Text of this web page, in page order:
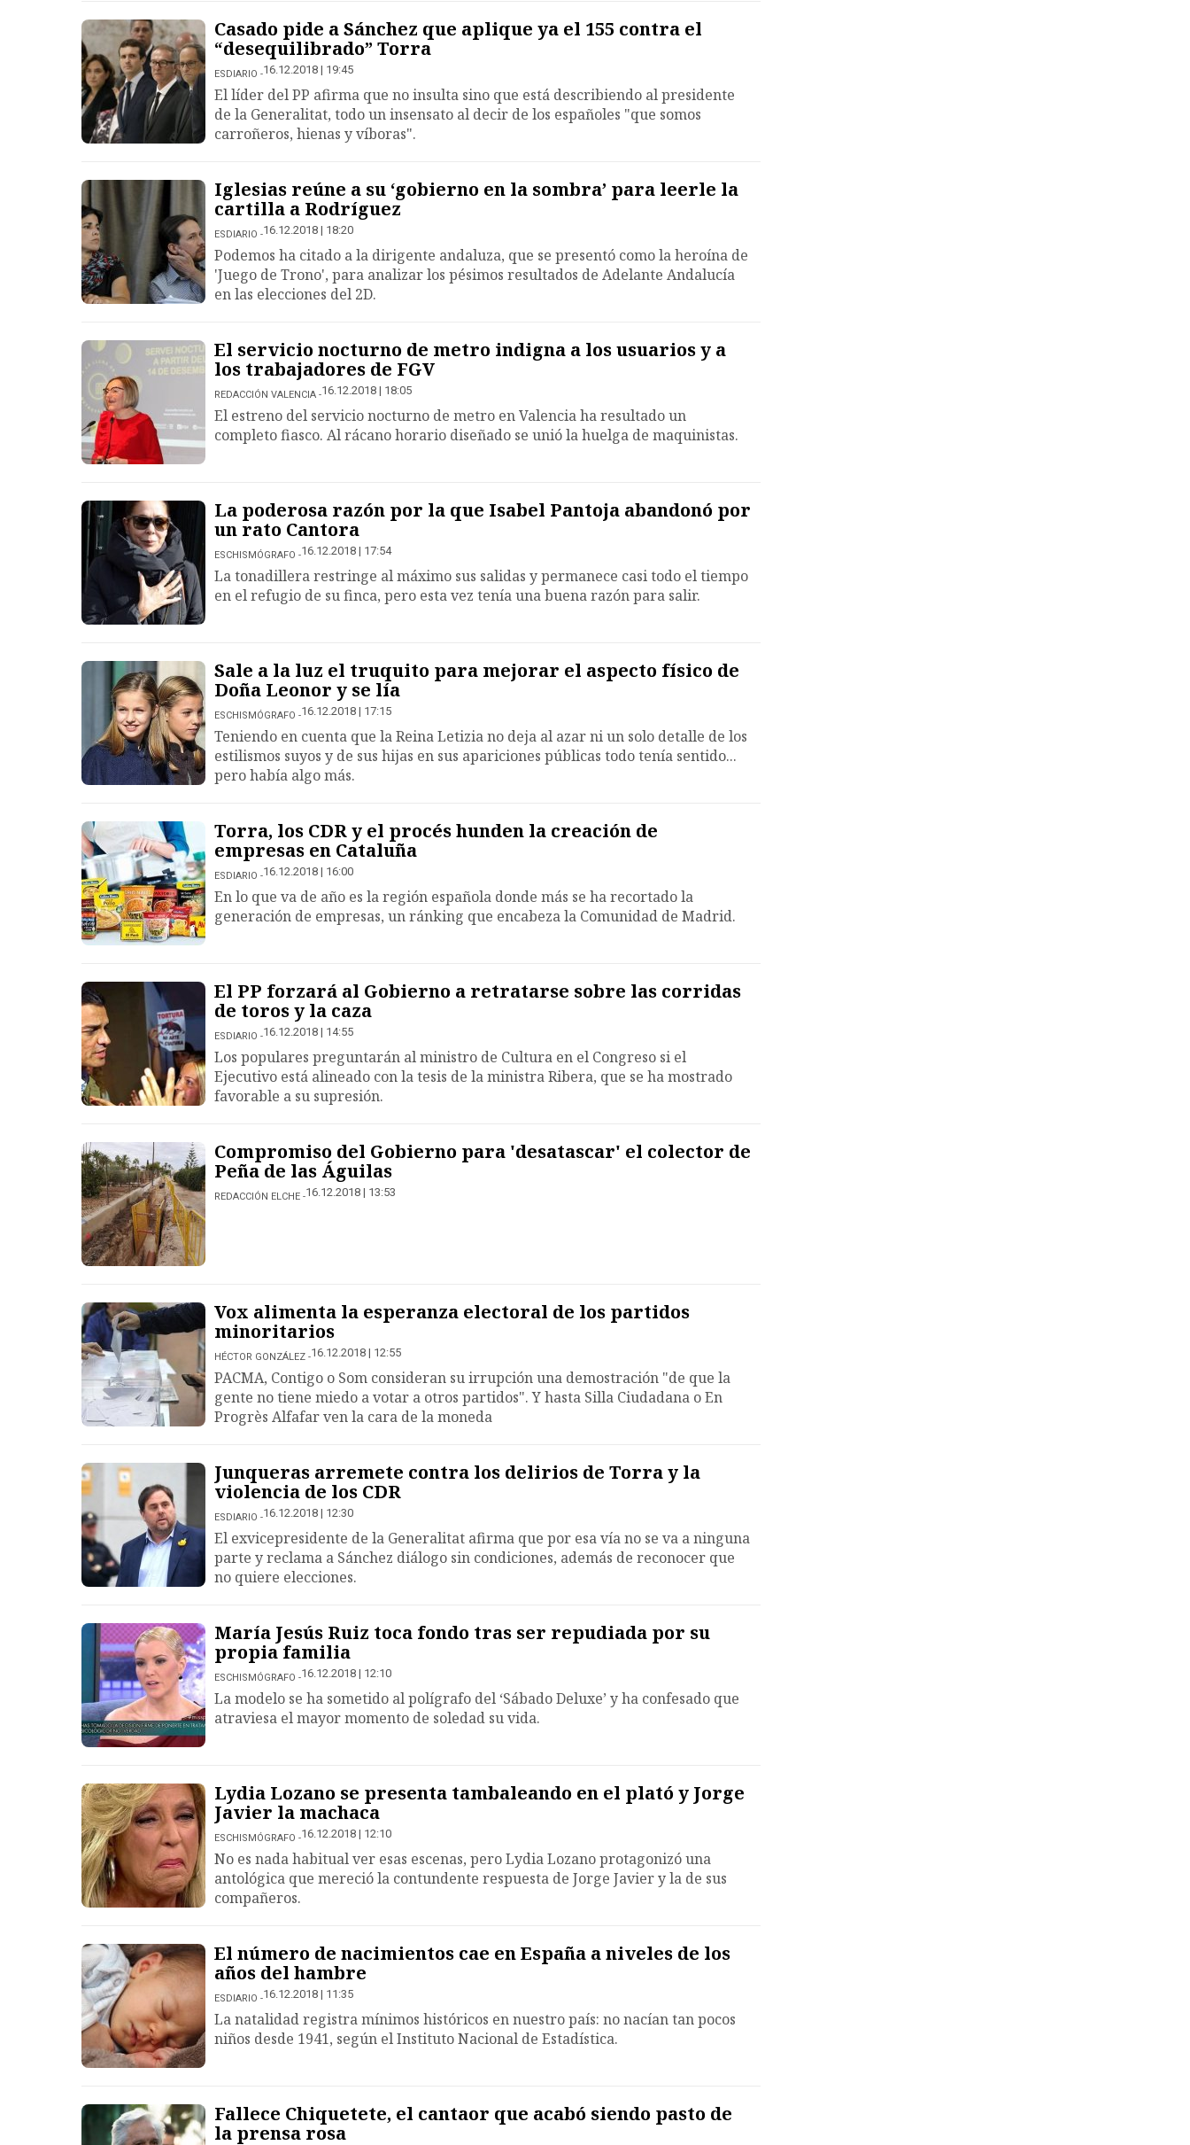
Casado pide a Sánchez que aplique ya el 155 contra el
“desequilibrado” Torra
ESDIARIO 16.12.2018 | 19:45
El líder del PP afirma que no insulta sino que está describiendo al presidente
de la Generalitat, todo un insensato al decir de los españoles "que somos
carroñeros, hienas y víboras".
Iglesias reúne a su ‘gobierno en la sombra’ para leerle la
cartilla a Rodríguez
ESDIARIO 16.12.2018 | 18:20
Podemos ha citado a la dirigente andaluza, que se presentó como la heroína de
'Juego de Trono', para analizar los pésimos resultados de Adelante Andalucía
en las elecciones del 2D.
El servicio nocturno de metro indigna a los usuarios y a
los trabajadores de FGV
REDACCIÓN VALENCIA 16.12.2018 | 18:05
El estreno del servicio nocturno de metro en Valencia ha resultado un
completo fiasco. Al rácano horario diseñado se unió la huelga de maquinistas.
La poderosa razón por la que Isabel Pantoja abandonó por
un rato Cantora
ESCHISMÓGRAFO 16.12.2018 | 17:54
La tonadillera restringe al máximo sus salidas y permanece casi todo el tiempo
en el refugio de su finca, pero esta vez tenía una buena razón para salir.
Sale a la luz el truquito para mejorar el aspecto físico de
Doña Leonor y se lía
ESCHISMÓGRAFO 16.12.2018 | 17:15
Teniendo en cuenta que la Reina Letizia no deja al azar ni un solo detalle de los
estilismos suyos y de sus hijas en sus apariciones públicas todo tenía sentido...
pero había algo más.
Torra, los CDR y el procés hunden la creación de
empresas en Cataluña
ESDIARIO 16.12.2018 | 16:00
En lo que va de año es la región española donde más se ha recortado la
generación de empresas, un ránking que encabeza la Comunidad de Madrid.
El PP forzará al Gobierno a retratarse sobre las corridas
de toros y la caza
ESDIARIO 16.12.2018 | 14:55
Los populares preguntarán al ministro de Cultura en el Congreso si el
Ejecutivo está alineado con la tesis de la ministra Ribera, que se ha mostrado
favorable a su supresión.
Compromiso del Gobierno para 'desatascar' el colector de
Peña de las Águilas
REDACCIÓN ELCHE 16.12.2018 | 13:53
Vox alimenta la esperanza electoral de los partidos
minoritarios
HÉCTOR GONZÁLEZ 16.12.2018 | 12:55
PACMA, Contigo o Som consideran su irrupción una demostración "de que la
gente no tiene miedo a votar a otros partidos". Y hasta Silla Ciudadana o En
Progrès Alfafar ven la cara de la moneda
Junqueras arremete contra los delirios de Torra y la
violencia de los CDR
ESDIARIO 16.12.2018 | 12:30
El exvicepresidente de la Generalitat afirma que por esa vía no se va a ninguna
parte y reclama a Sánchez diálogo sin condiciones, además de reconocer que
no quiere elecciones.
María Jesús Ruiz toca fondo tras ser repudiada por su
propia familia
ESCHISMÓGRAFO 16.12.2018 | 12:10
La modelo se ha sometido al polígrafo del ‘Sábado Deluxe’ y ha confesado que
atraviesa el mayor momento de soledad su vida.
Lydia Lozano se presenta tambaleando en el plató y Jorge
Javier la machaca
ESCHISMÓGRAFO 16.12.2018 | 12:10
No es nada habitual ver esas escenas, pero Lydia Lozano protagonizó una
antológica que mereció la contundente respuesta de Jorge Javier y la de sus
compañeros.
El número de nacimientos cae en España a niveles de los
años del hambre
ESDIARIO 16.12.2018 | 11:35
La natalidad registra mínimos históricos en nuestro país: no nacían tan pocos
niños desde 1941, según el Instituto Nacional de Estadística.
Fallece Chiquetete, el cantaor que acabó siendo pasto de
la prensa rosa